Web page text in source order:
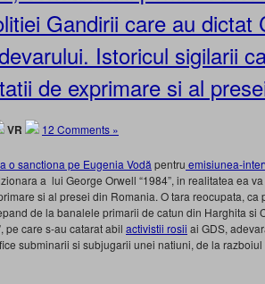
Gandirii care au dictat
Istoricul sigilarii
de exprimare si al
VR 12 Comments »
o sanctiona pe Eugenia Vodă pentru emisiunea-
a lui George Orwell “1984”, in realitatea ea
si al presei din Romania. O tara reocupata, ca
de la banalele primarii de catun din Harghita si
pe care s-au catarat abil activistii rosii ai GDS,
subminarii si subjugarii unei natiuni, de la